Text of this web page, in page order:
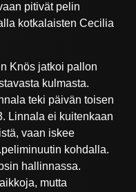
pitivät pelin
kotkalaisten Cecilia
Knös jatkoi pallon
kulmasta.
teki päivän toisen
Linnala ei kuitenkaan
vaan iskee
kohdalla.
hallinnassa.
mutta